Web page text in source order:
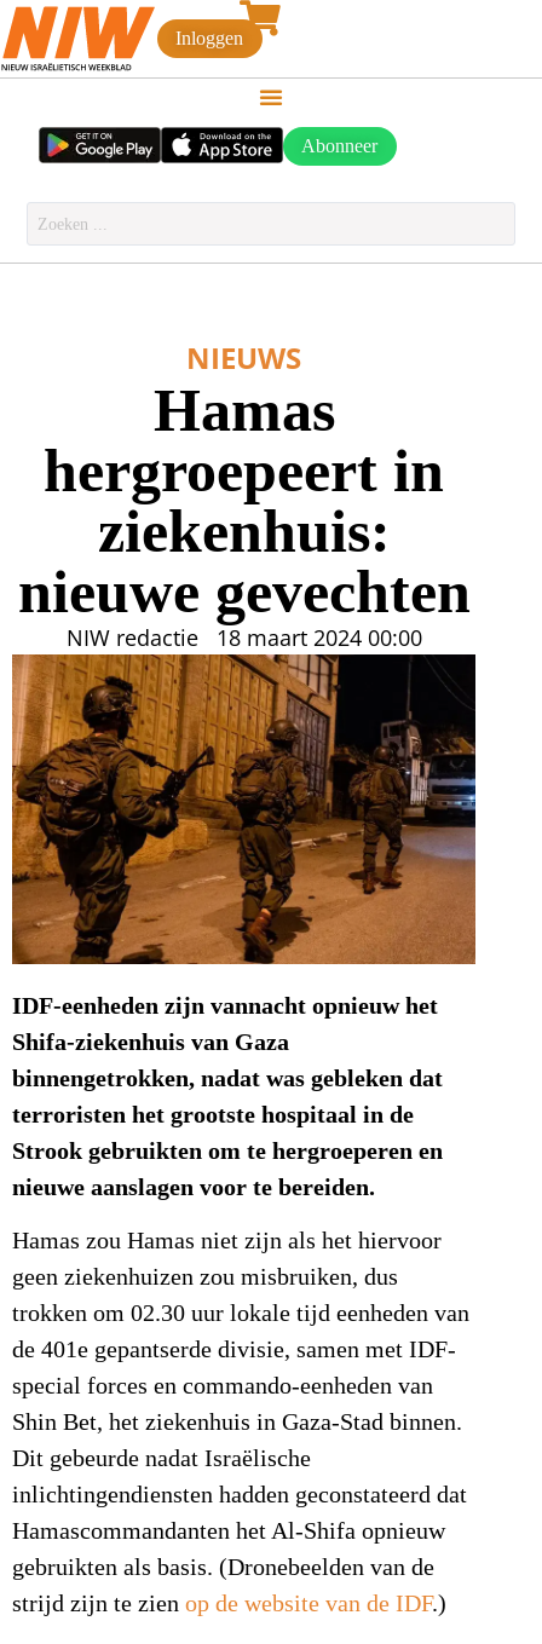
Inloggen
Abonneer
NIEUWS
Hamas
hergroepeert in
ziekenhuis:
nieuwe gevechten
NIW redactie 18 maart 2024 00:00
IDF-eenheden zijn vannacht opnieuw het
Shifa-ziekenhuis van Gaza
binnengetrokken, nadat was gebleken dat
terroristen het grootste hospitaal in de
Strook gebruikten om te hergroeperen en
nieuwe aanslagen voor te bereiden.
Hamas zou Hamas niet zijn als het hiervoor
geen ziekenhuizen zou misbruiken, dus
trokken om 02.30 uur lokale tijd eenheden van
de 401e gepantserde divisie, samen met IDF-
special forces en commando-eenheden van
Shin Bet, het ziekenhuis in Gaza-Stad binnen.
Dit gebeurde nadat Israëlische
inlichtingendiensten hadden geconstateerd dat
Hamascommandanten het Al-Shifa opnieuw
gebruikten als basis. (Dronebeelden van de
strijd zijn te zien op de website van de IDF.)